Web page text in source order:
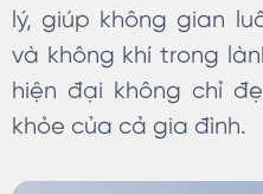
lý, giúp không gian
và không khí trong
hiện đại không chỉ
khỏe của cả gia đình.